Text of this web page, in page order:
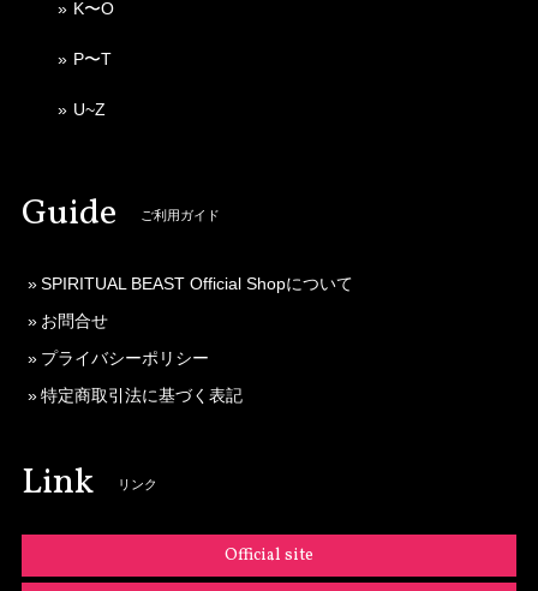
K〜O
P〜T
U~Z
Guide ご利用ガイド
SPIRITUAL BEAST Official Shopについて
お問合せ
プライバシーポリシー
特定商取引法に基づく表記
Link リンク
Official site